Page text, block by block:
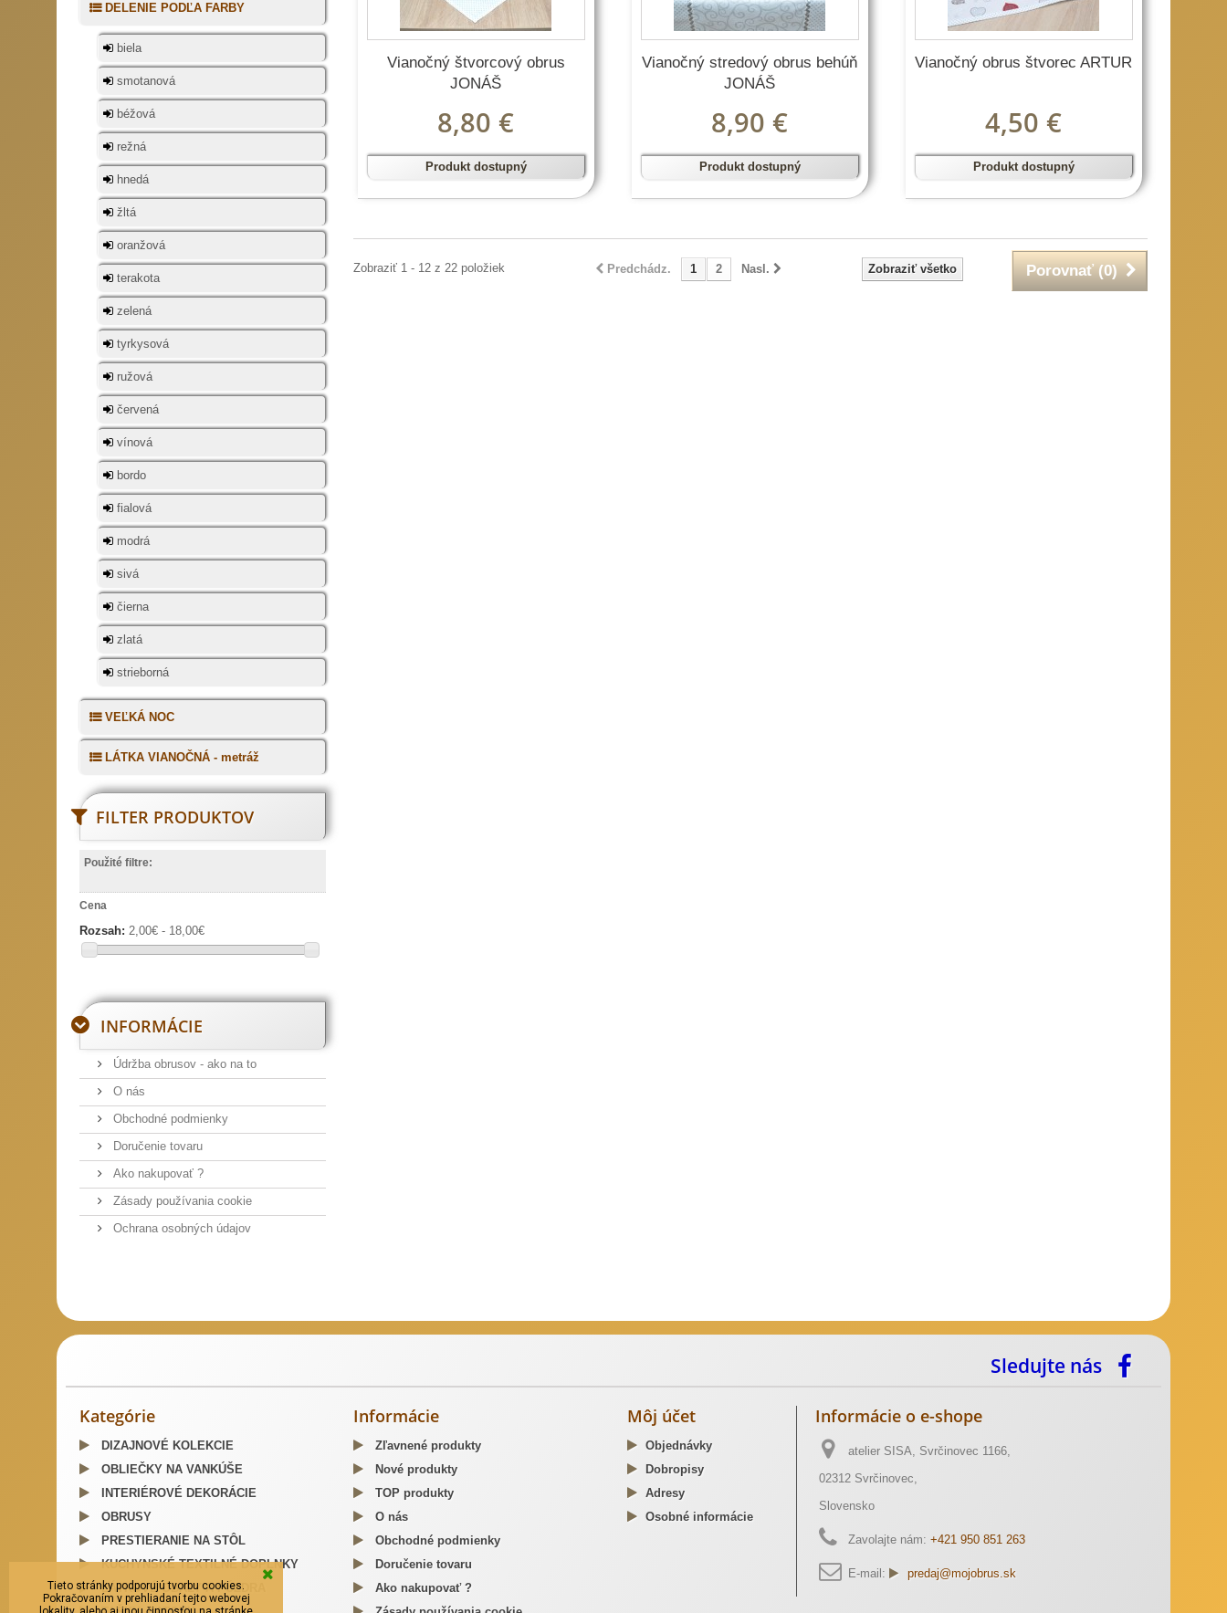
DELENIE PODĽA FARBY
biela
smotanová
béžová
režná
hnedá
žltá
oranžová
terakota
zelená
tyrkysová
ružová
červená
vínová
bordo
fialová
modrá
sivá
čierna
zlatá
strieborná
VEĽKÁ NOC
LÁTKA VIANOČNÁ - metráž
FILTER PRODUKTOV
Použité filtre:
Cena
Rozsah: 2,00€ - 18,00€
INFORMÁCIE
Údržba obrusov - ako na to
O nás
Obchodné podmienky
Doručenie tovaru
Ako nakupovať ?
Zásady používania cookie
Ochrana osobných údajov
Vianočný štvorcový obrus
JONÁŠ
8,80 €
Produkt dostupný
Vianočný stredový obrus behúň
JONÁŠ
8,90 €
Produkt dostupný
Vianočný obrus štvorec ARTUR
4,50 €
Produkt dostupný
Porovnať (0)
Zobraziť všetko
Predchádz. 1 2 Nasl.
Zobraziť 1 - 12 z 22 položiek
Sledujte nás
Kategórie
DIZAJNOVÉ KOLEKCIE
OBLIEČKY NA VANKÚŠE
INTERIÉROVÉ DEKORÁCIE
OBRUSY
PRESTIERANIE NA STÔL
KUCHYNSKÉ TEXTILNÉ DOPLNKY
LÁTKOVÉ OBALY A PÚZDRA
Informácie
Zľavnené produkty
Nové produkty
TOP produkty
O nás
Obchodné podmienky
Doručenie tovaru
Ako nakupovať ?
Môj účet
Objednávky
Dobropisy
Adresy
Osobné informácie
Informácie o e-shope
atelier SISA, Svrčinovec 1166,
02312 Svrčinovec,
Slovensko
Zavolajte nám: +421 950 851 263
E-mail: predaj@mojobrus.sk
Tieto stránky podporujú tvorbu cookies.
Pokračovaním v prehliadaní tejto webovej